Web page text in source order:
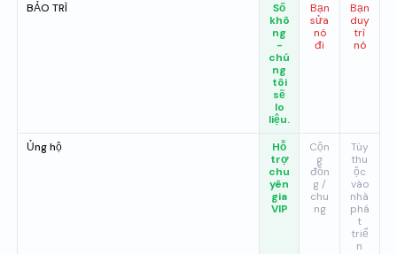
BẢO TRÌ
Số
khô
ng
-
chú
ng
tôi
sẽ
lo
liệu.
Bạn
sửa
nó
đi
Bạn
duy
trì
nó
Ủng hộ
Hỗ
trợ
chu
yên
gia
VIP
Cộn
g
đồn
g /
chu
ng
Tùy
thu
ộc
vào
nhà
phá
t
triể
n